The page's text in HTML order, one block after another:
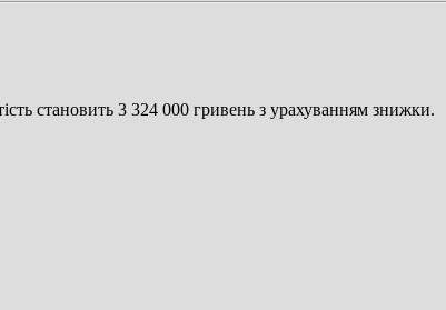
становить 3 324 000 гривень з урахуванням знижки.